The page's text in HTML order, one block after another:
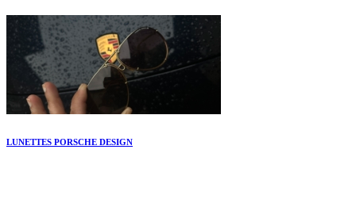
LUNETTES PORSCHE DESIGN